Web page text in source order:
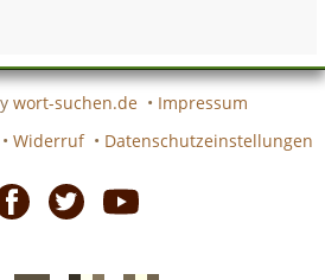
wort-suchen.de • Impressum
• Widerruf • Datenschutzeinstellungen